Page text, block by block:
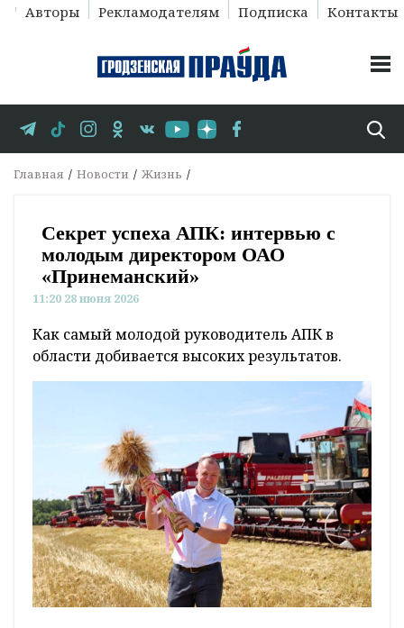
Авторы Рекламодателям Подписка Контакты
Главная Новости Жизнь
Секрет успеха АПК: интервью с
молодым директором ОАО
«Принеманский»
11:20 28 июня 2026
Как самый молодой руководитель АПК в
области добивается высоких результатов.